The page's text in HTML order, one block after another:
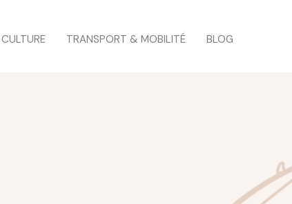
TRANSPORT & MOBILITÉ BLOG